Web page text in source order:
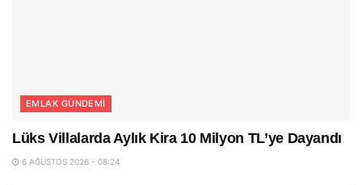
EMLAK GÜNDEMI
Lüks Villalarda Aylık Kira 10 Milyon TL’ye Dayandı
6 AĞUSTOS 2026 - 08:24